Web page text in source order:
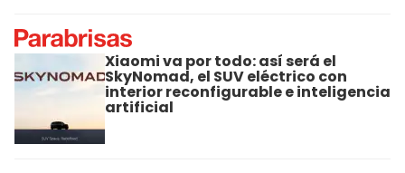
Xiaomi va por todo: así será el
SkyNomad, el SUV eléctrico con
interior reconfigurable e inteligencia
artificial